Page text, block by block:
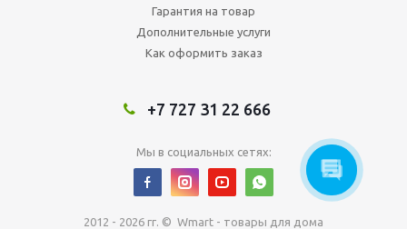
Гарантия на товар
Дополнительные услуги
Как оформить заказ
+7 727 31 22 666
Мы в социальных сетях:
2012 - 2026 гг. © Wmart - товары для дома